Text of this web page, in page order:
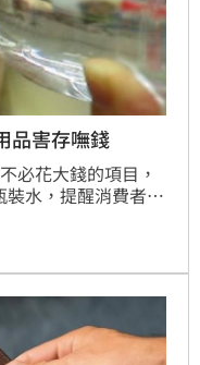
品害存嘸錢
必花大錢的項目，
水，提醒消費者聰